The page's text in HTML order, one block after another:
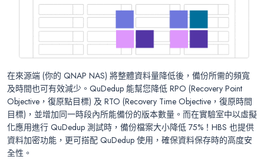
在來源端 (你的 QNAP NAS) 將整體資料量降低後，備份所需的頻寬
及時間也可有效減少。QuDedup 能幫您降低 RPO (Recovery Point
Objective，復原點目標) 及 RTO (Recovery Time Objective，復原時間
目標)，並增加同一時段內所能備份的版本數量。而在實驗室中以虛擬
化應用進行 QuDedup 測試時，備份檔案大小降低 75%！HBS 也提供
資料加密功能，更可搭配 QuDedup 使用，確保資料保存時的高度安
全性。